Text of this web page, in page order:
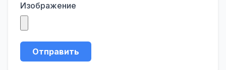
Изображение
Отправить